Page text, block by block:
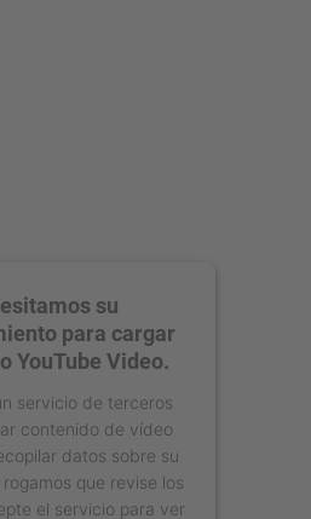
su
para cargar
YouTube Video.
servicio de terceros
contenido de vídeo
datos sobre su
que revise los
el servicio para ver